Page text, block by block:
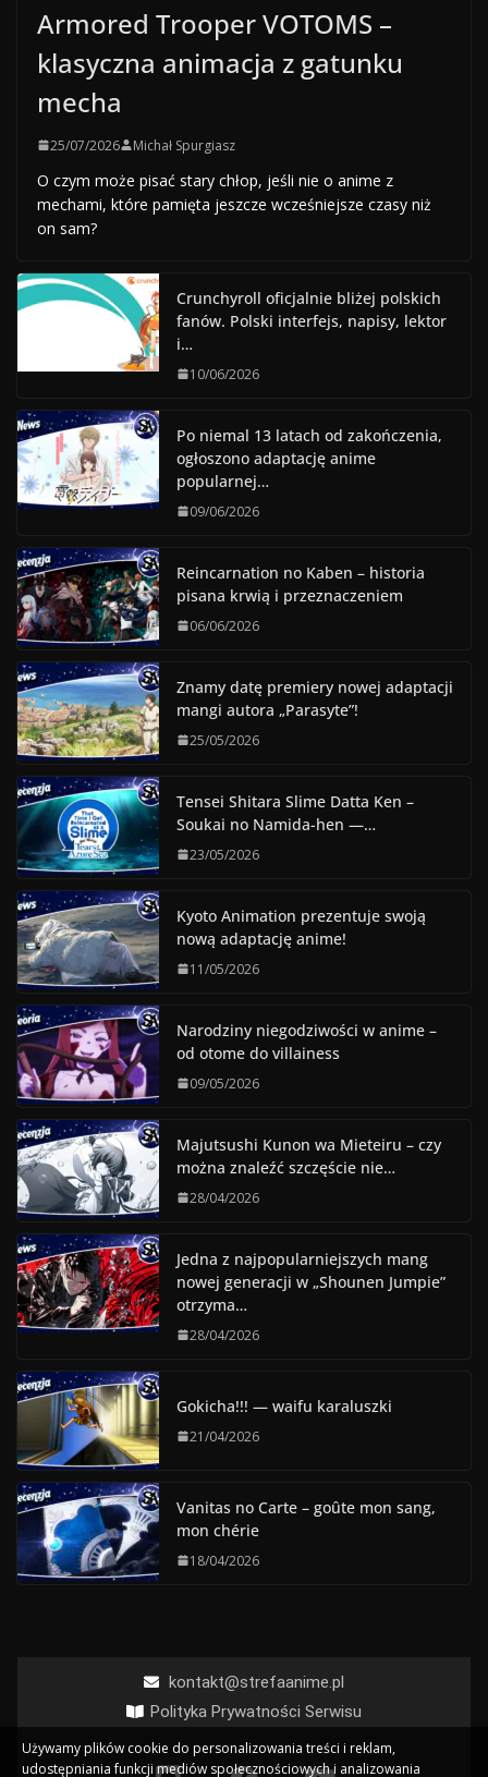
Armored Trooper VOTOMS –
klasyczna animacja z gatunku
mecha
25/07/2026 Michał Spurgiasz
O czym może pisać stary chłop, jeśli nie o anime z
mechami, które pamięta jeszcze wcześniejsze czasy niż
on sam?
Crunchyroll oficjalnie bliżej polskich
fanów. Polski interfejs, napisy, lektor
i…
10/06/2026
Po niemal 13 latach od zakończenia,
ogłoszono adaptację anime
popularnej…
09/06/2026
Reincarnation no Kaben – historia
pisana krwią i przeznaczeniem
06/06/2026
Znamy datę premiery nowej adaptacji
mangi autora „Parasyte”!
25/05/2026
Tensei Shitara Slime Datta Ken –
Soukai no Namida-hen —…
23/05/2026
Kyoto Animation prezentuje swoją
nową adaptację anime!
11/05/2026
Narodziny niegodziwości w anime –
od otome do villainess
09/05/2026
Majutsushi Kunon wa Mieteiru – czy
można znaleźć szczęście nie…
28/04/2026
Jedna z najpopularniejszych mang
nowej generacji w „Shounen Jumpie”
otrzyma…
28/04/2026
Gokicha!!! — waifu karaluszki
21/04/2026
Vanitas no Carte – goûte mon sang,
mon chérie
18/04/2026
kontakt@strefaanime.pl
Polityka Prywatności Serwisu
Używamy plików cookie do personalizowania treści i reklam,
udostępniania funkcji mediów społecznościowych i analizowania